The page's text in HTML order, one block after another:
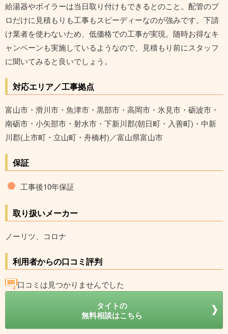
給湯器やボイラーは当日取り付けもできるとのこと。配管のプ
ロだけに見積もりも工事もスピーディーなのが強みです。下請
け業者を使わないため、低価格での工事が実現。随時お得なキ
ャンペーンも実施しているようなので、見積もり前にスタッフ
に聞いてみると良いでしょう。
対応エリア／工事拠点
富山市・滑川市・魚津市・黒部市・高岡市・氷見市・砺波市・
南砺市・小矢部市・射水市・下新川郡(朝日町・入善町)・中新
川郡(上市町・立山町・舟橋村)／富山県富山市
保証
工事後10年保証
取り扱いメーカー
ノーリツ、コロナ
利用者からの口コミ評判
口コミは見つかりませんでした
タイトの
無料相談はこちら